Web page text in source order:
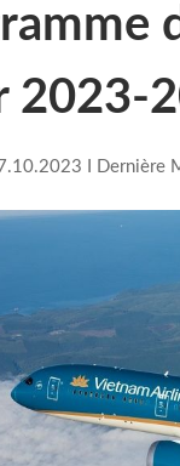
2023-
I Dernière